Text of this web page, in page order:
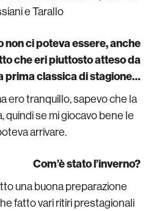
e Tarallo
non ci poteva essere, anche
che eri piuttosto atteso da
prima classica di stagione…
ero tranquillo, sapevo che la
quindi se mi giocavo bene le
arrivare.
Com’è stato l’inverno?
una buona preparazione
fatto vari ritiri prestagionali